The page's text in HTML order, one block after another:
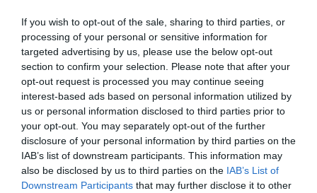
If you wish to opt-out of the sale, sharing to third parties, or
processing of your personal or sensitive information for
targeted advertising by us, please use the below opt-out
section to confirm your selection. Please note that after your
opt-out request is processed you may continue seeing
interest-based ads based on personal information utilized by
us or personal information disclosed to third parties prior to
your opt-out. You may separately opt-out of the further
disclosure of your personal information by third parties on the
IAB’s list of downstream participants. This information may
also be disclosed by us to third parties on the IAB’s List of
Downstream Participants that may further disclose it to other
Anna Feixas, Ramon Pons y Asier Falcó, del equipo de
Good Bio Foods | Cedida
La empresa leridana ha apostado desde el
principio por la innovación y nuevas bebidas con
la manzana como ingrediente base. Elaboran tres
zumos con tres variedades de manzanas
diferentes (golden,grannyystory). Pero no solo